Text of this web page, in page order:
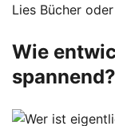
Lies Bücher
Wie
spannend?